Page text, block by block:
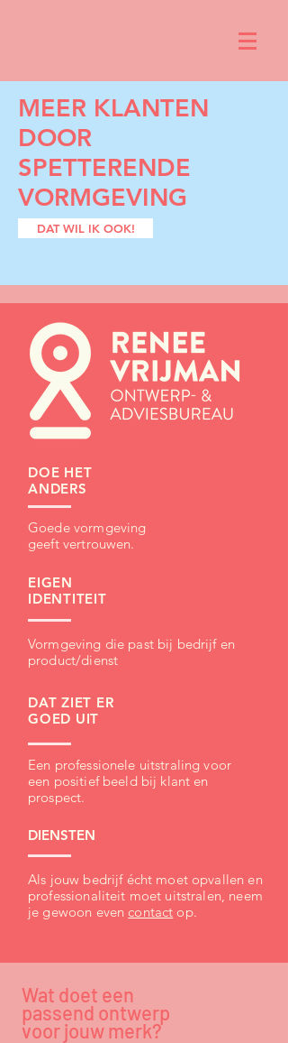
MEER KLANTEN
DOOR
SPETTERENDE
VORMGEVING
DAT WIL IK OOK!
DOE HET
ANDERS
Goede vormgeving
geeftvertrouwen.
EIGEN
IDENTITEIT
Vormgeving die past bij bedrijf en
product/dienst
DAT ZIET ER
GOED UIT
Een professionele uitstraling voor
een positief beeld bij klant en
prospect.
DIENSTEN
Als jouw bedrijf écht moet opvallen en
professionaliteit moet uitstralen, neem
je gewoon even contact op.
Wat doet een
passend ontwerp
voor jouw merk?